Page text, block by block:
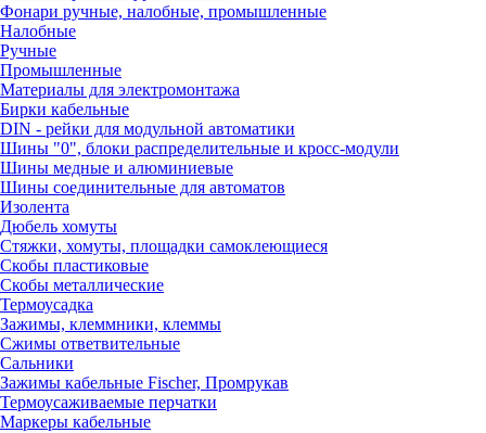
Фонари ручные, налобные, промышленные
Налобные
Ручные
Промышленные
Материалы для электромонтажа
Бирки кабельные
DIN - рейки для модульной автоматики
Шины "0", блоки распределительные и кросс-модули
Шины медные и алюминиевые
Шины соединительные для автоматов
Изолента
Дюбель хомуты
Стяжки, хомуты, площадки самоклеющиеся
Скобы пластиковые
Скобы металлические
Термоусадка
Зажимы, клеммники, клеммы
Сжимы ответвительные
Сальники
Зажимы кабельные Fischer, Промрукав
Термоусаживаемые перчатки
Маркеры кабельные